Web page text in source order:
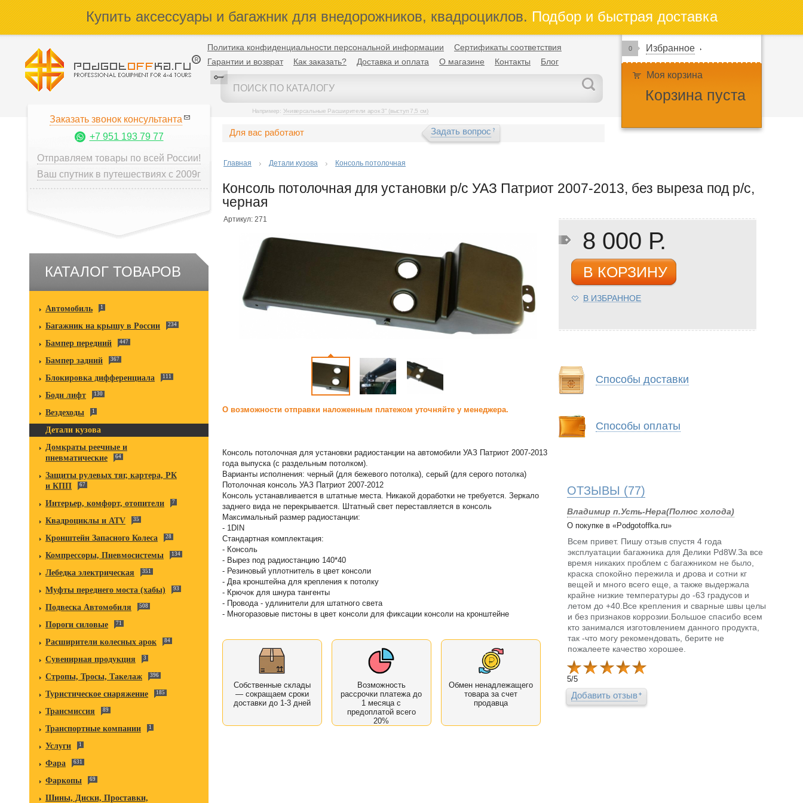
Купить аксессуары и багажник для внедорожников, квадроциклов.Подбор и быстрая доставка
Политика конфиденциальности персональной информации
Сертификаты соответствия
Гарантии и возврат
Как заказать? Доставка и оплата О магазине Контакты Блог
Например: Универсальные Расширители арок 3" (выступ 7,5 см)
0 Избранное
Моя корзина
Корзина пуста
Заказать звонок консультанта
+7 951 193 79 77
Отправляем товары по всей России!
Ваш спутник в путешествиях с 2009г
КАТАЛОГ ТОВАРОВ
Автомобиль 1
Багажник на крышу в России 234
Бампер передний 447
Бампер задний 367
Блокировка дифференциала 111
Боди лифт 130
Вездеходы 1
Детали кузова
Домкраты реечные и
пневматические
64
Защиты рулевых тяг, картера, РК
и КПП
67
Интерьер, комфорт, отопители 7
Квадроциклы и ATV 35
Кронштейн Запасного Колеса 28
Компрессоры, Пневмосистемы 134
Лебедка электрическая 351
Муфты переднего моста (хабы) 93
Подвеска Автомобиля 508
Пороги силовые 71
Расширители колесных арок 84
Сувенирная продукция 3
Стропы, Тросы, Такелаж 396
Туристическое снаряжение 185
Трансмиссия 89
Транспортные компании 1
Услуги 1
Фара 631
Фаркопы 69
Шины, Диски, Проставки,
Для вас работают Задать вопрос
Главная Детали кузова Консоль потолочная
Консоль потолочная для установки р/c УАЗ Патриот 2007-2013, без выреза под р/c,
черная
Артикул: 271
О возможности отправки наложенным платежом уточняйте у менеджера.
Консоль потолочная для установки радиостанции на автомобили УАЗ Патриот 2007-2013
года выпуска (с раздельным потолком).
Варианты исполнения: черный (для бежевого потолка), серый (для серого потолка)
Потолочная консоль УАЗ Патриот 2007-2012
Консоль устанавливается в штатные места. Никакой доработки не требуется. Зеркало
заднего вида не перекрывается. Штатный свет переставляется в консоль
Максимальный размер радиостанции:
- 1DIN
Стандартная комплектация:
- Консоль
- Вырез под радиостанцию 140*40
- Резиновый уплотнитель в цвет консоли
- Два кронштейна для крепления к потолку
- Крючок для шнура тангенты
- Провода - удлинители для штатного света
- Многоразовые пистоны в цвет консоли для фиксации консоли на кронштейне
Собственные склады
— сокращаем сроки
доставки до 1-3 дней
Возможность
рассрочки платежа до
1 месяца с
предоплатой всего
20%
Обмен ненадлежащего
товара за счет
продавца
8 000 Р.
В КОРЗИНУ
В ИЗБРАННОЕ
Способы доставки
Способы оплаты
ОТЗЫВЫ (77)
Владимир п.Усть-Нера(Полюс холода)
О покупке в «Podgotoffka.ru»
Всем привет. Пишу отзыв спустя 4 года
эксплуатации багажника для Делики Pd8W.За все
время никаких проблем с багажником не было,
краска спокойно пережила и дрова и сотни кг
вещей и много всего еще, а также выдержала
крайне низкие температуры до -63 градусов и
летом до +40.Все крепления и сварные швы целы
и без признаков коррозии.Большое спасибо всем
кто занимался изготовлением данного продукта,
так -что могу рекомендовать, берите не
пожалеете качество хорошее.
5/5
Добавить отзыв